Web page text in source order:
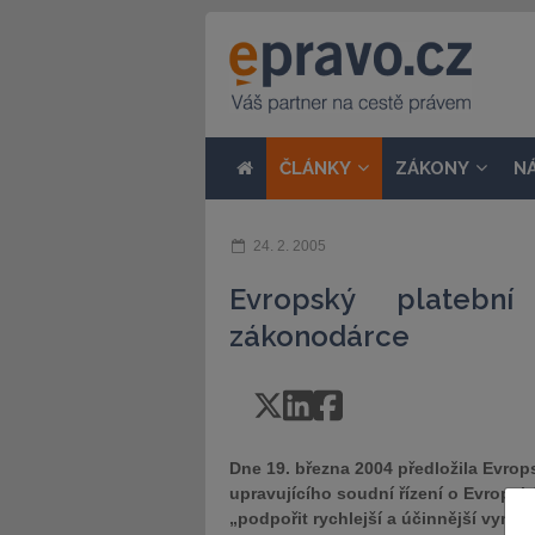
ČLÁNKY ZÁKONY
24. 2. 2005
Evropský
zákonodárce
Dne 19. března 2004 předložila
upravujícího soudní řízení o
„podpořit rychlejší a účinnější